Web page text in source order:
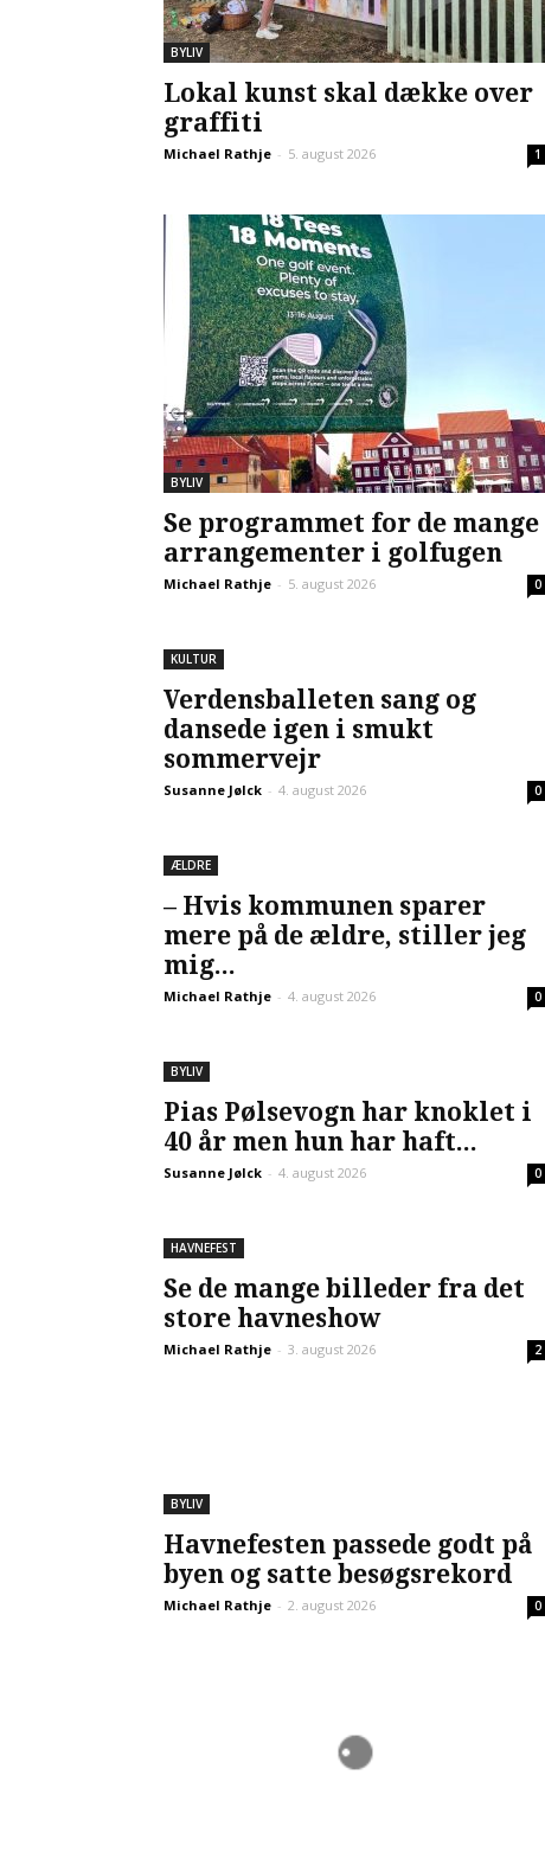
BYLIV
Lokal kunst skal dække over
graffiti
Michael Rathje - 5. august 2026 1
BYLIV
Se programmet for de mange
arrangementer i golfugen
Michael Rathje - 5. august 2026 0
KULTUR
Verdensballeten sang og
dansede igen i smukt
sommervejr
Susanne Jølck - 4. august 2026 0
ÆLDRE
– Hvis kommunen sparer
mere på de ældre, stiller jeg
mig...
Michael Rathje - 4. august 2026 0
BYLIV
Pias Pølsevogn har knoklet i
40 år men hun har haft...
Susanne Jølck - 4. august 2026 0
HAVNEFEST
Se de mange billeder fra det
store havneshow
Michael Rathje - 3. august 2026 2
BYLIV
Havnefesten passede godt på
byen og satte besøgsrekord
Michael Rathje - 2. august 2026 0